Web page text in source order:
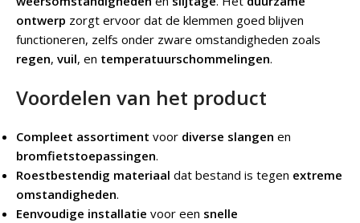
ontwerp zorgt ervoor dat de klemmen goed blijven
functioneren, zelfs onder zware omstandigheden zoals
regen, vuil, en temperatuurschommelingen.
Voordelen van het product
Compleet assortiment voor diverse slangen en
bromfietstoepassingen.
Roestbestendig materiaal dat bestand is tegen extreme
omstandigheden.
Eenvoudige installatie voor een snelle